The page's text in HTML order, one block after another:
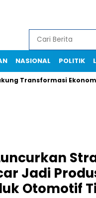
NASIONAL POLITIK
Transformasi Ekonomi
Jadi
Otomotif